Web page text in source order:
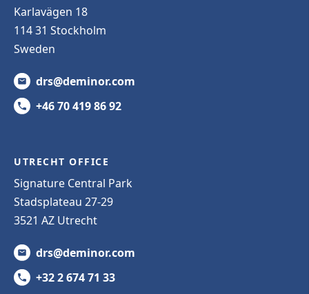
Karlavägen 18
114 31 Stockholm
Sweden
drs@deminor.com
+46 70 419 86 92
UTRECHT OFFICE
Signature Central Park
Stadsplateau 27-29
3521 AZ Utrecht
drs@deminor.com
+32 2 674 71 33